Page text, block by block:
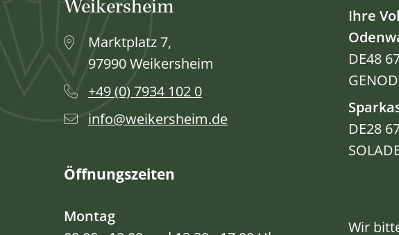
Weikersheim
Marktplatz 7,
97990 Weikersheim
+49 (0) 7934 102 0
info@weikersheim.de
Öffnungszeiten
Montag
Ihre
DE48
DE28
Wir